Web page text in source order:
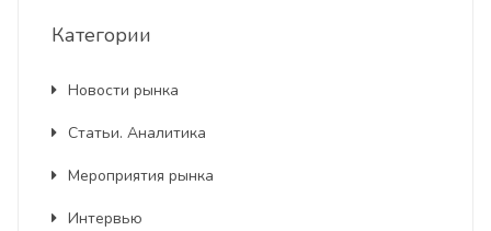
Категории
Новости рынка
Статьи. Аналитика
Мероприятия рынка
Интервью